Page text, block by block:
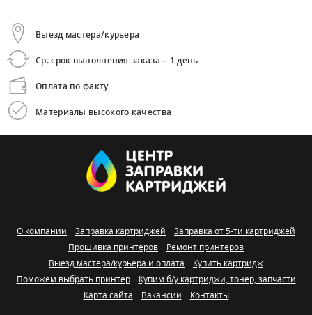
Выезд мастера/курьера
Ср. срок выполнения заказа – 1 день
Оплата по факту
Материалы высокого качества
О компании Заправка картриджей
Заправка от 5-ти картриджей
Прошивка принтеров
Ремонт принтеров
Выезд мастера/курьера и оплата
Купить картридж
Поможем выбрать принтер
Купим б/у картриджи, тонер, запчасти
Карта сайта
Вакансии Контакты